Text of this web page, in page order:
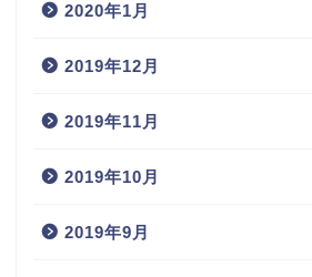
2020年1月
2019年12月
2019年11月
2019年10月
2019年9月